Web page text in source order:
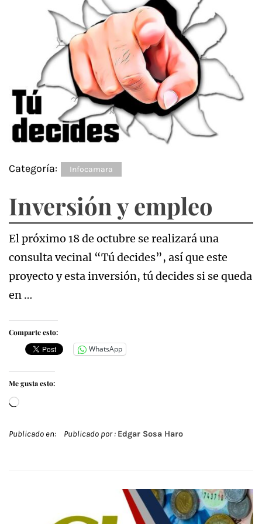
Categoría: Infocamara
Inversión y empleo
El próximo 18 de octubre se realizará una
consulta vecinal “Tú decides”, así que este
proyecto y esta inversión, tú decides si se queda
en …
Comparte esto:
WhatsApp
Me gusta esto:
Cargando...
Publicado en: Publicado por : Edgar Sosa Haro